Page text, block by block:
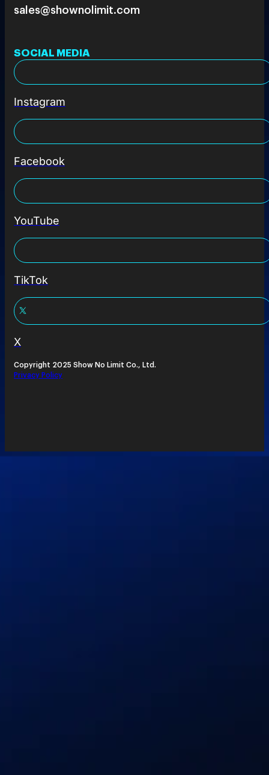
sales@shownolimit.com
SOCIAL MEDIA
Instagram
Facebook
YouTube
TikTok
X
Copyright 2025 Show No Limit Co., Ltd.
Privacy Policy